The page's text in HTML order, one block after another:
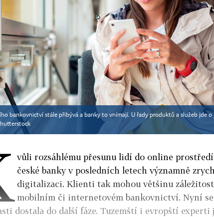
bankovnictví stále přibývá a banky to vnímají. U řady produktů a služeb jde o
vůli rozsáhlému přesunu lidí do online
české banky v posledních letech významně
digitalizaci. Klienti tak mohou většinu
mobilním či internetovém bankovnictví. Nyní
dostala do další fáze. Tuzemští i evropští experti